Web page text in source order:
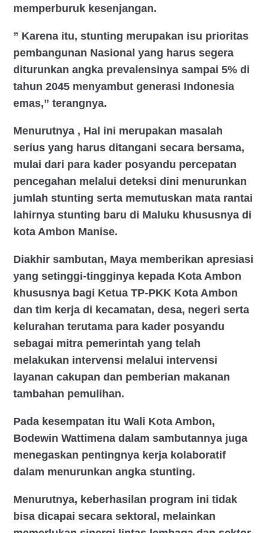
memperburuk kesenjangan.
” Karena itu, stunting merupakan isu prioritas
pembangunan Nasional yang harus segera
diturunkan angka prevalensinya sampai 5% di
tahun 2045 menyambut generasi Indonesia
emas,” terangnya.
Menurutnya , Hal ini merupakan masalah
serius yang harus ditangani secara bersama,
mulai dari para kader posyandu percepatan
pencegahan melalui deteksi dini menurunkan
jumlah stunting serta memutuskan mata rantai
lahirnya stunting baru di Maluku khususnya di
kota Ambon Manise.
Diakhir sambutan, Maya memberikan apresiasi
yang setinggi-tingginya kepada Kota Ambon
khususnya bagi Ketua TP-PKK Kota Ambon
dan tim kerja di kecamatan, desa, negeri serta
kelurahan terutama para kader posyandu
sebagai mitra pemerintah yang telah
melakukan intervensi melalui intervensi
layanan cakupan dan pemberian makanan
tambahan pemulihan.
Pada kesempatan itu Wali Kota Ambon,
Bodewin Wattimena dalam sambutannya juga
menegaskan pentingnya kerja kolaboratif
dalam menurunkan angka stunting.
Menurutnya, keberhasilan program ini tidak
bisa dicapai secara sektoral, melainkan